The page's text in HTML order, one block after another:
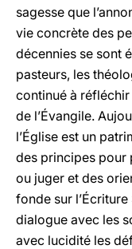
sagesse que
vie concrète des
décennies se sont
pasteurs, les
continué à
de l’Évangile.
l’Église est un
des principes pour
ou juger et des
fonde sur
dialogue avec les
avec lucidité les